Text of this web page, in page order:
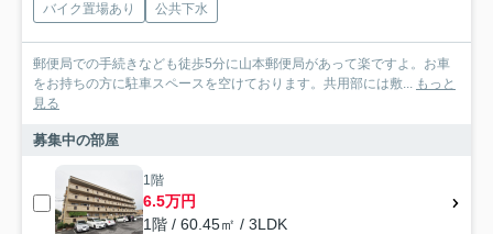
バイク置場あり
公共下水
郵便局での手続きなども徒歩5分に山本郵便局があって楽ですよ。お車
をお持ちの方に駐車スペースを空けております。共用部には敷... もっと
見る
募集中の部屋
1階
6.5万円
1階 / 60.45㎡ / 3LDK